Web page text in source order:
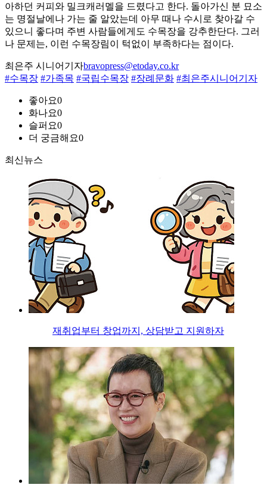
아하던 커피와 밀크캐러멜을 드렸다고 한다. 돌아가신 분 묘소
는 명절날에나 가는 줄 알았는데 아무 때나 수시로 찾아갈 수
있으니 좋다며 주변 사람들에게도 수목장을 강추한단다. 그러
나 문제는, 이런 수목장림이 턱없이 부족하다는 점이다.
최은주 시니어기자bravopress@etoday.co.kr
#수목장 #가족목 #국립수목장 #장례문화 #최은주시니어기자
좋아요0
화나요0
슬퍼요0
더 궁금해요0
최신뉴스
재취업부터 창업까지, 상담받고 지원하자